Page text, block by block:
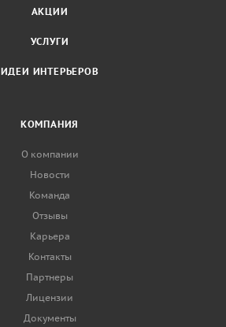
АКЦИИ
УСЛУГИ
ИДЕИ ИНТЕРЬЕРОВ
КОМПАНИЯ
О компании
Новости
Команда
Отзывы
Карьера
Контакты
Партнеры
Лицензии
Документы